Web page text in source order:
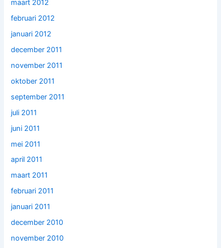
maart 2012
februari 2012
januari 2012
december 2011
november 2011
oktober 2011
september 2011
juli 2011
juni 2011
mei 2011
april 2011
maart 2011
februari 2011
januari 2011
december 2010
november 2010